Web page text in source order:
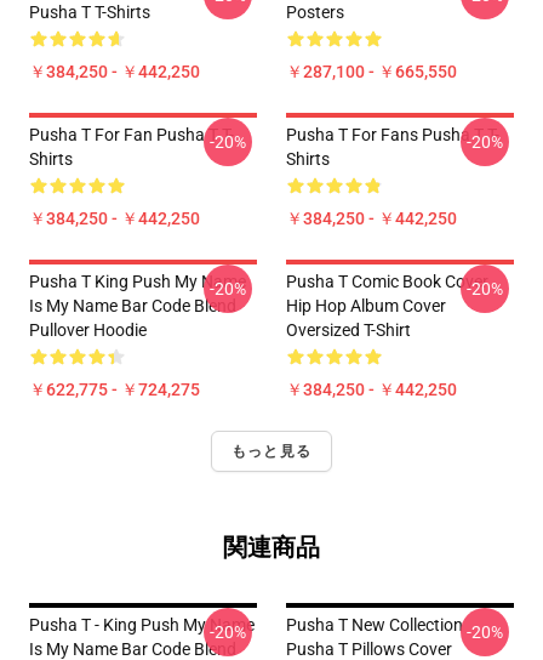
Pusha T T-Shirts
￥384,250 - ￥442,250
Posters
￥287,100 - ￥665,550
Pusha T For Fan Pusha T T-
Shirts
￥384,250 - ￥442,250
-20%
Pusha T For Fans Pusha T T-
Shirts
￥384,250 - ￥442,250
-20%
Pusha T King Push My Name
Is My Name Bar Code Blend
Pullover Hoodie
￥622,775 - ￥724,275
-20%
Pusha T Comic Book Cover
Hip Hop Album Cover
Oversized T-Shirt
￥384,250 - ￥442,250
-20%
もっと見る
関連商品
Pusha T - King Push My Name
Is My Name Bar Code Blend
-20%
Pusha T New Collection
Pusha T Pillows Cover
-20%